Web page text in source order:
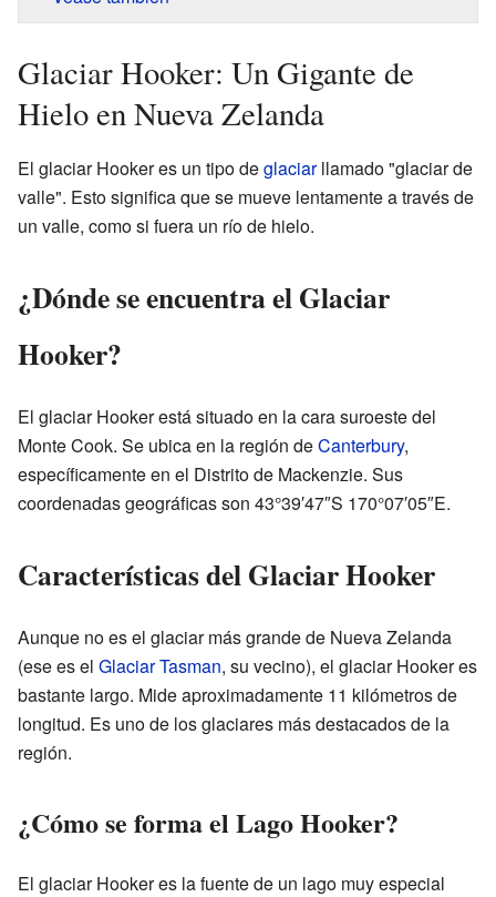
Glaciar Hooker: Un Gigante de
Hielo en Nueva Zelanda
El glaciar Hooker es un tipo deglaciarllamado "glaciar de
valle". Esto significa que se mueve lentamente a través de
un valle, como si fuera un río de hielo.
¿Dónde se encuentra el Glaciar
Hooker?
El glaciar Hooker está situado en la cara suroeste del
Monte Cook. Se ubica en la región deCanterbury,
específicamente en el Distrito de Mackenzie. Sus
coordenadas geográficas son 43°39′47″S 170°07′05″E.
Características del Glaciar Hooker
Aunque no es el glaciar más grande de Nueva Zelanda
(ese es el Glaciar Tasman, su vecino), el glaciar Hooker es
bastante largo. Mide aproximadamente 11 kilómetros de
longitud. Es uno de los glaciares más destacados de la
región.
¿Cómo se forma el Lago Hooker?
El glaciar Hooker es la fuente de un lago muy especial